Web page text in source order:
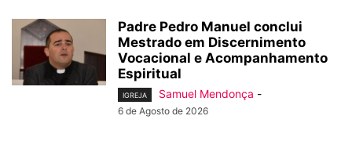
Padre Pedro Manuel conclui
Mestrado em Discernimento
Vocacional e Acompanhamento
Espiritual
IGREJA Samuel Mendonça -
6 de Agosto de 2026